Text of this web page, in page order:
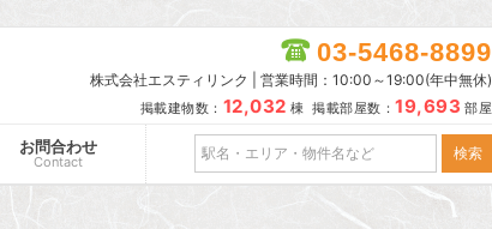
03-5468-8899
株式会社エスティリンク | 営業時間：10:00～19:00(年中無休)
掲載建物数： 12,032 棟 掲載部屋数： 19,693 部屋
お問合わせ
Contact